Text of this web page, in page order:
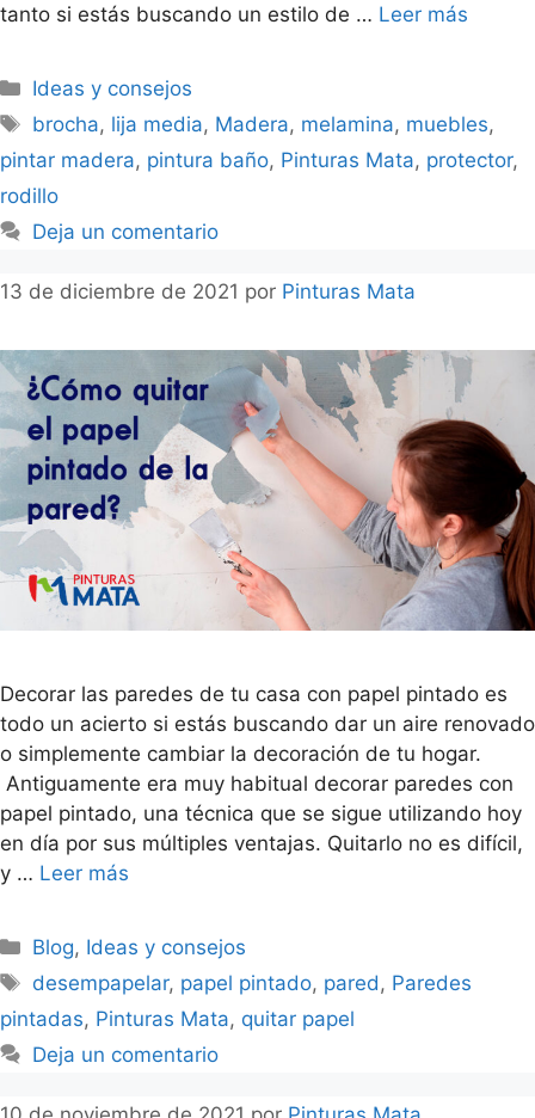
tanto si estás buscando un estilo de … Leer más
Ideas y consejos
brocha, lija media, Madera, melamina, muebles,
pintar madera, pintura baño, Pinturas Mata, protector,
rodillo
Deja un comentario
13 de diciembre de 2021 por Pinturas Mata
Decorar las paredes de tu casa con papel pintado es
todo un acierto si estás buscando dar un aire renovado
o simplemente cambiar la decoración de tu hogar.
Antiguamente era muy habitual decorar paredes con
papel pintado, una técnica que se sigue utilizando hoy
en día por sus múltiples ventajas. Quitarlo no es difícil,
y … Leer más
Blog, Ideas y consejos
desempapelar, papel pintado, pared , Paredes
pintadas, Pinturas Mata, quitar papel
Deja un comentario